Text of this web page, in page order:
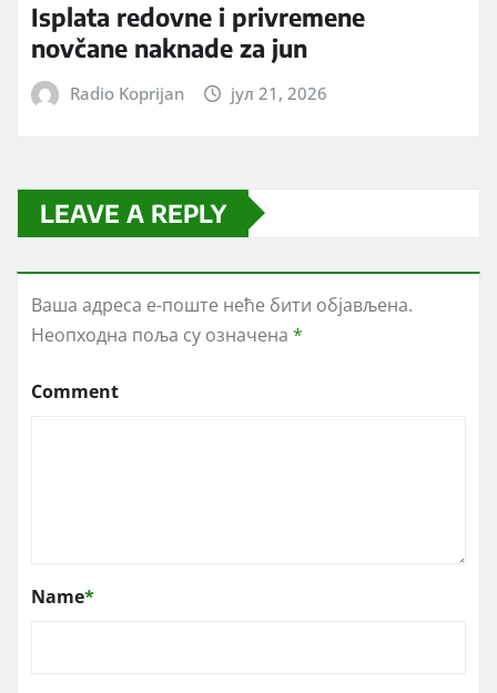
Isplata redovne i privremene
novčane naknade za jun
Radio Koprijan јул 21, 2026
LEAVE A REPLY
Ваша адреса е-поште неће бити објављена.
Неопходна поља су означена *
Comment
Name*